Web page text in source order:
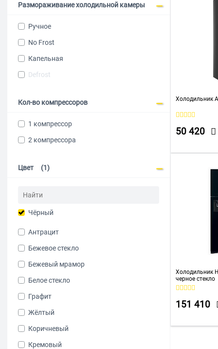
Bomann
ELECTROLUX
Esperanza
Gorenje
INDESIT
NORDFROST
Schaub Lorenz
Stinol
Размораживание холодильной камеры
Ручное
No Frost
Капельная
Defrost
Кол-во компрессоров
1 компрессор
2 компрессора
Цвет (1)
Чёрный
Антрацит
Бежевое стекло
Бежевый мрамор
Белое стекло
Графит
Жёлтый
Коричневый
Кремовый
Холодильник
50 420
Холодильник
черное стекло
151 410